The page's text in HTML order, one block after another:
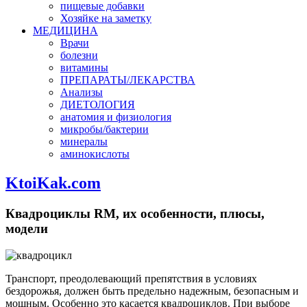
пищевые добавки
Хозяйке на заметку
МЕДИЦИНА
Врачи
болезни
витамины
ПРЕПАРАТЫ/ЛЕКАРСТВА
Анализы
ДИЕТОЛОГИЯ
анатомия и физиология
микробы/бактерии
минералы
аминокислоты
KtoiKak.com
Квадроциклы RM, их особенности, плюсы,
модели
Транспорт, преодолевающий препятствия в условиях
бездорожья, должен быть предельно надежным, безопасным и
мощным. Особенно это касается квадроциклов. При выборе